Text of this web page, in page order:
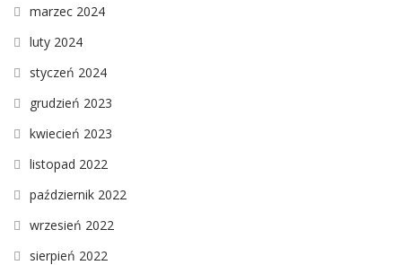
marzec 2024
luty 2024
styczeń 2024
grudzień 2023
kwiecień 2023
listopad 2022
październik 2022
wrzesień 2022
sierpień 2022